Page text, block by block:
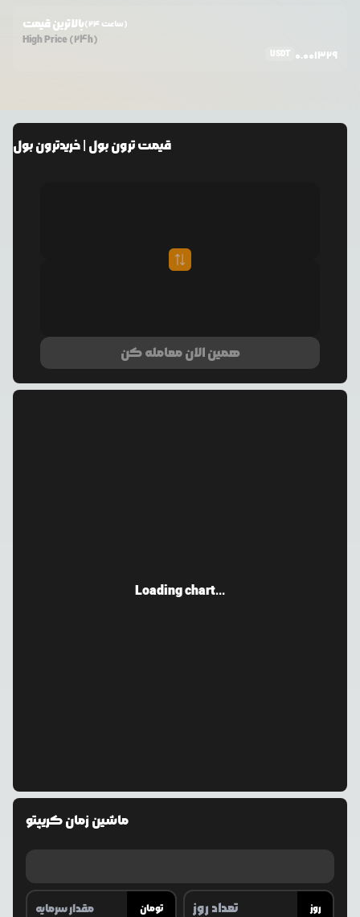
بالاترین قیمت (24 ساعت)
High Price (24h)
USDT 0.001329
قیمتترون بول | خریدترون بول
همین الان معامله کن
Loading chart...
ماشین زمان کریپتو
تومان روز